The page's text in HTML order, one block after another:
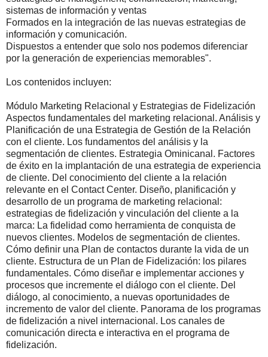
sistemas de información y ventas
Formados en la integración de las nuevas estrategias de
información y comunicación.
Dispuestos a entender que solo nos podemos diferenciar
por la generación de experiencias memorables".
Los contenidos incluyen:
Módulo Marketing Relacional y Estrategias de Fidelización
Aspectos fundamentales del marketing relacional. Análisis y
Planificación de una Estrategia de Gestión de la Relación
con el cliente. Los fundamentos del análisis y la
segmentación de clientes. Estrategia Ominicanal. Factores
de éxito en la implantación de una estrategia de experiencia
de cliente. Del conocimiento del cliente a la relación
relevante en el Contact Center. Diseño, planificación y
desarrollo de un programa de marketing relacional:
estrategias de fidelización y vinculación del cliente a la
marca: La fidelidad como herramienta de conquista de
nuevos clientes. Modelos de segmentación de clientes.
Cómo definir una Plan de contactos durante la vida de un
cliente. Estructura de un Plan de Fidelización: los pilares
fundamentales. Cómo diseñar e implementar acciones y
procesos que incremente el diálogo con el cliente. Del
diálogo, al conocimiento, a nuevas oportunidades de
incremento de valor del cliente. Panorama de los programas
de fidelización a nivel internacional. Los canales de
comunicación directa e interactiva en el programa de
fidelización.